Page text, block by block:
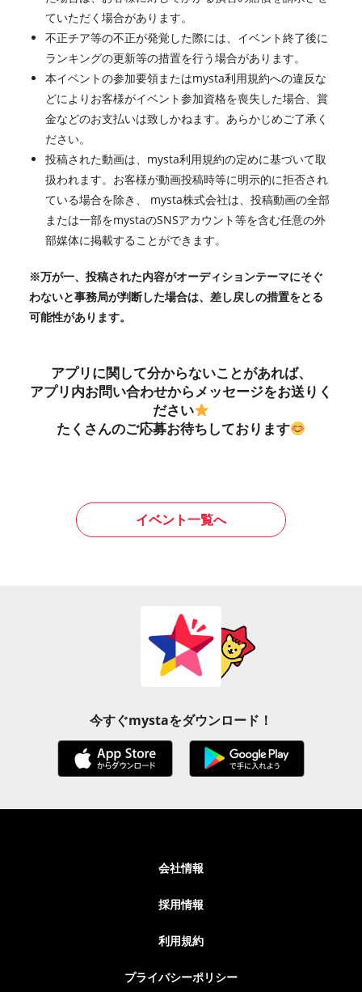
ていただく場合があります。
不正チア等の不正が発覚した際には、イベント終了後に
ランキングの更新等の措置を行う場合があります。
本イベントの参加要領またはmysta利用規約への違反な
どによりお客様がイベント参加資格を喪失した場合、賞
金などのお支払いは致しかねます。あらかじめご了承く
ださい。
投稿された動画は、mysta利用規約の定めに基づいて取
扱われます。お客様が動画投稿時等に明示的に拒否され
ている場合を除き、 mysta株式会社は、投稿動画の全部
または一部をmystaのSNSアカウント等を含む任意の外
部媒体に掲載することができます。
※万が一、投稿された内容がオーディションテーマにそぐ
わないと事務局が判断した場合は、差し戻しの措置をとる
可能性があります。
アプリに関して分からないことがあれば、
アプリ内お問い合わせからメッセージをお送りく
ださい
たくさんのご応募お待ちしております
イベント一覧へ
今すぐmystaをダウンロード！
会社情報
採用情報
利用規約
プライバシーポリシー